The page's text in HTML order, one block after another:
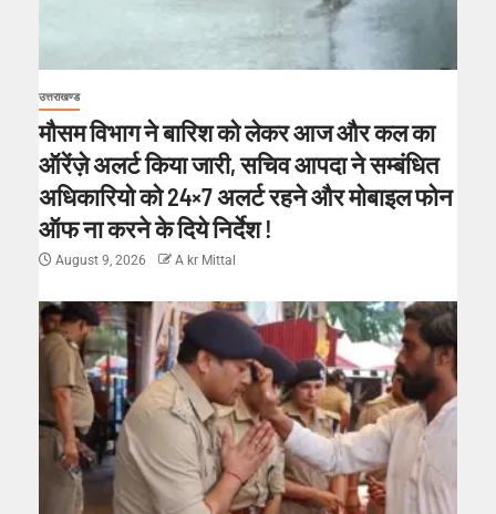
उत्तराखण्ड
मौसम विभाग ने बारिश को लेकर आज और कल का
ऑरेंज़े अलर्ट किया जारी, सचिव आपदा ने सम्बंधित
अधिकारियो को 24×7 अलर्ट रहने और मोबाइल फोन
ऑफ ना करने के दिये निर्देश !
August 9, 2026 A kr Mittal